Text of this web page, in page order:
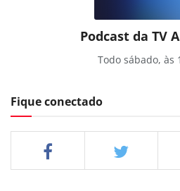
Podcast da TV
Todo sábado, às
Fique conectado